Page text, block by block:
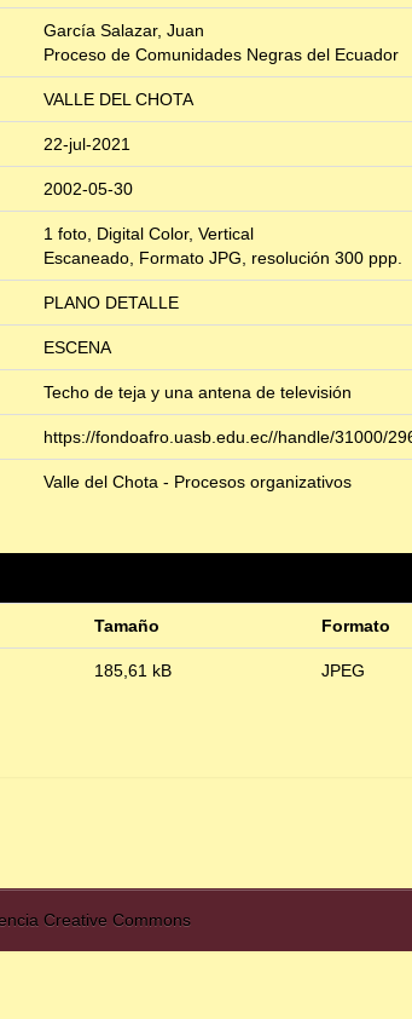
García Salazar, Juan
Proceso de Comunidades Negras del Ecuador
VALLE DEL CHOTA
22-jul-2021
2002-05-30
1 foto, Digital Color, Vertical
Escaneado, Formato JPG, resolución 300 ppp.
PLANO DETALLE
ESCENA
Techo de teja y una antena de televisión
https://fondoafro.uasb.edu.ec//handle/31000/
Valle del Chota - Procesos organizativos
Tamaño Formato
185,61 kB JPEG
Creative Commons